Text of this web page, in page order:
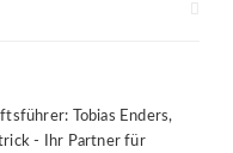
Tobias Enders,
- Ihr Partner für